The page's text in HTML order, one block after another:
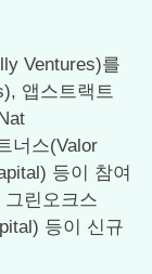
Ventures)를
앱스트랙트
너스(Valor
등이 참여
린오크스
등이 신규